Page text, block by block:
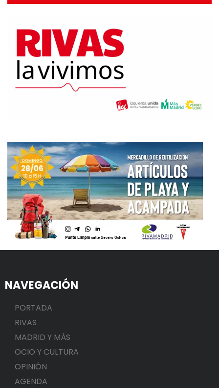
NAVEGACIÓN
PORTADA
RIVAS
MADRID Y MÁS
OCIO Y CULTURA
OPINIÓN
AGENDA